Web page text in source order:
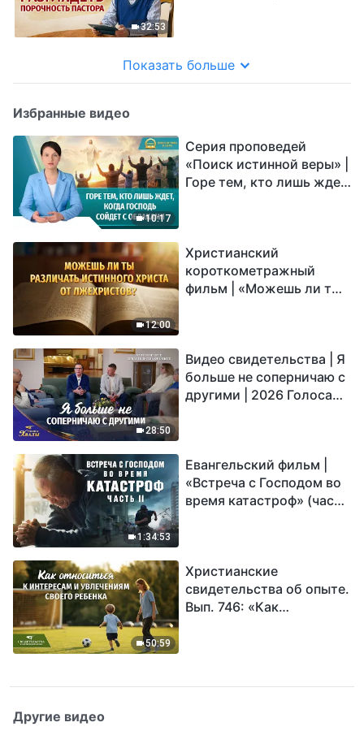
32:53
Показать больше
Избранные видео
10:17
Серия проповедей
«Поиск истинной веры» |
Горе тем, кто лишь ждет,
12:00
Христианский
короткометражный
фильм | «Можешь ли ты
28:50
Видео свидетельства | Я
больше не соперничаю с
другими | 2026 Голоса
1:34:53
Евангельский фильм |
«Встреча с Господом во
время катастроф» (часть
спасение?
50:59
Христианские
свидетельства об опыте.
Вып. 746: «Как
Другие видео